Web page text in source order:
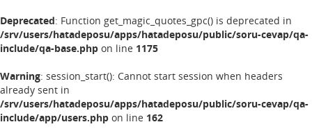
Deprecated: Function get_magic_quotes_gpc() is deprecated in
/srv/users/hatadeposu/apps/hatadeposu/public/soru-cevap/qa-
include/qa-base.php on line 1175
Warning: session_start(): Cannot start session when headers
already sent in
/srv/users/hatadeposu/apps/hatadeposu/public/soru-cevap/qa-
include/app/users.php on line 162